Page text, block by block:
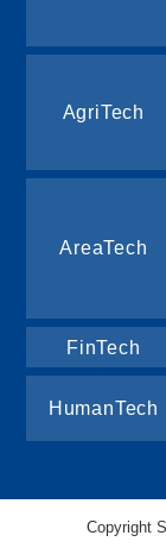
AgriTech
AreaTech
FinTech
HumanTech
Copyright